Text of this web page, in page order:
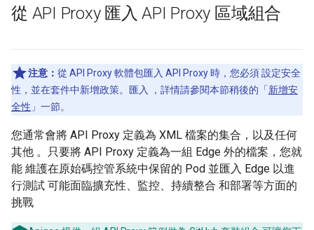
從 API Proxy 匯入 API Proxy 區域組合
注意： 從 API Proxy 軟體包匯入 API Proxy 時，您必須 設定安全
性，並在套件中新增政策。匯入 ，詳情請參閱本節稍後的「 新增安
全性 」一節。
您通常會將 API Proxy 定義為 XML 檔案的集合，以及任何
其他 。只要將 API Proxy 定義為一組 Edge 外的檔案，您就
能 維護在原始碼控管系統中保留的 Pod 並匯入 Edge 以進
行測試 可能面臨擴充性、監控、持續整合 和部署等方面的
挑戰